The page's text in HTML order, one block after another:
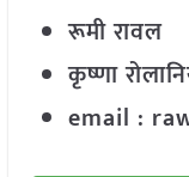
रूमी रावल
कृष्णा
email :